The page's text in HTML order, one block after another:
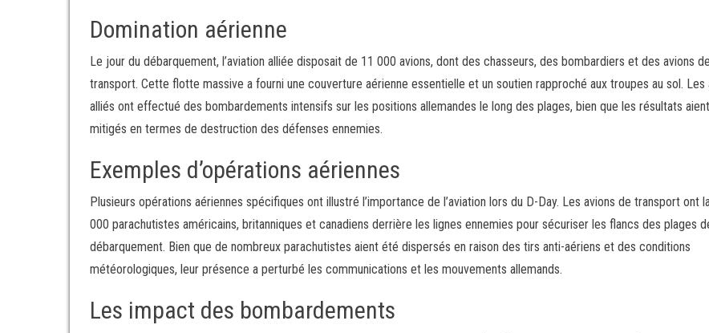
Domination aérienne
Le jour du débarquement, l’aviation alliée disposait de 11 000 avions, dont des chasseurs, des bombardiers et des avions de
transport. Cette flotte massive a fourni une couverture aérienne essentielle et un soutien rapproché aux troupes au sol. Les
alliés ont effectué des bombardements intensifs sur les positions allemandes le long des plages, bien que les résultats
mitigés en termes de destruction des défenses ennemies.
Exemples d’opérations aériennes
Plusieurs opérations aériennes spécifiques ont illustré l’importance de l’aviation lors du D-Day. Les avions de transport ont
000 parachutistes américains, britanniques et canadiens derrière les lignes ennemies pour sécuriser les flancs des plages
débarquement. Bien que de nombreux parachutistes aient été dispersés en raison des tirs anti-aériens et des conditions
météorologiques, leur présence a perturbé les communications et les mouvements allemands.
Les impact des bombardements